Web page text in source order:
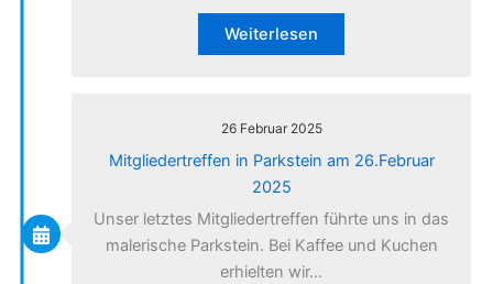
Weiterlesen
26 Februar 2025
Mitgliedertreffen in Parkstein am 26.Februar
2025
Unser letztes Mitgliedertreffen führte uns in das
malerische Parkstein. Bei Kaffee und Kuchen
erhielten wir…